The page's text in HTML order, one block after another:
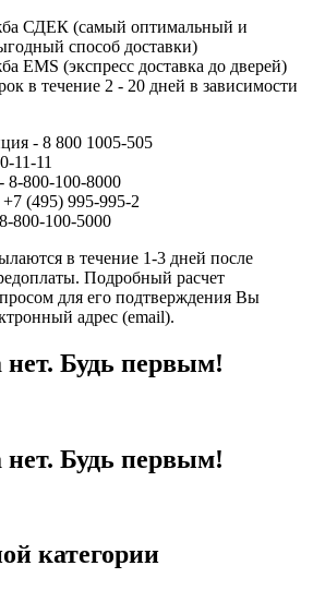
СДЕК (самый оптимальный и
способ доставки)
EMS (экспресс доставка до дверей)
в течение 2 - 20 дней в зависимости
- 8 800 1005-505
11-11
800-100-8000
(495) 995-995-2
800-100-5000
в течение 1-3 дней после
Подробный расчет
для его подтверждения Вы
адрес (email).
Будь первым!
Будь первым!
категории